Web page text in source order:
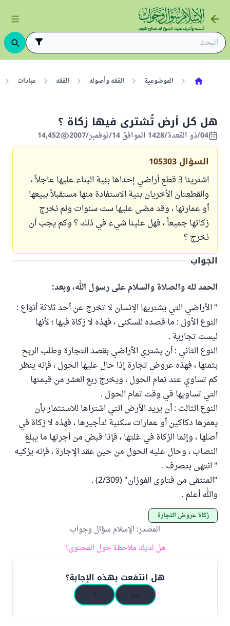
الموضوعية الفقه وأصوله الفقه عبادات
هل كل أرض تُشترى فيها زكاة ؟
04/ذو القعدة/1428 الموافق 14/نوفمبر/2007 14,452
السؤال 105303
اشترينا 3 قطع أراضي إحداها بنية البناء عليها عاجلاً ،
والقطعتان الأخريان بنية الاستفادة منها مستقبلاً ببيعها
أو عمارتها ، وقد مضى عليها ست سنوات ولم نخرج
زكاتها جميعاً ، فهل علينا شيء في ذلك ؟ وكم يجب أن
نخرج ؟
الجواب
الحمد لله والصلاة والسلام على رسول الله، وبعد:
" الأراضي التي يشتريها الإنسان لا تخرج عن أحد ثلاثة أنواع :
النوع الأول : ما قصده للسكنى ، فهذه لا زكاة فيها ؛ لأنها
ليست تجارية .
النوع الثاني : أن يشتري الأراضي بقصد التجارة وطلب الربح
بثمنها ، فهذه عروض تجارة إذا حال عليها الحول ، فإنه ينظر
كم تساوي عند تمام الحول ، ويخرج ربع العشر من قيمتها
التي تساويها في وقت تمام الحول .
النوع الثالث : أن يريد الأرض التي اشتراها للاستثمار بأن
يعمرها دكاكين أو عمارات سكنية لتأجيرها ، فهذه لا زكاة في
أصلها ، وإنما الزكاة في غلتها ، فإذا قبض من أجرتها ما يبلغ
النصاب ، وحال عليه الحول من حين عقد الإجارة ، فإنه يزكيه
" انتهى بتصرف .
"المنتقى من فتاوى الفوزان" (2/309) .
والله أعلم .
زكاة عروض التجارة
المصدر: الإسلام سؤال وجواب
هل لديك ملاحظة حول المحتوى؟
هل انتفعت بهذه الإجابة؟